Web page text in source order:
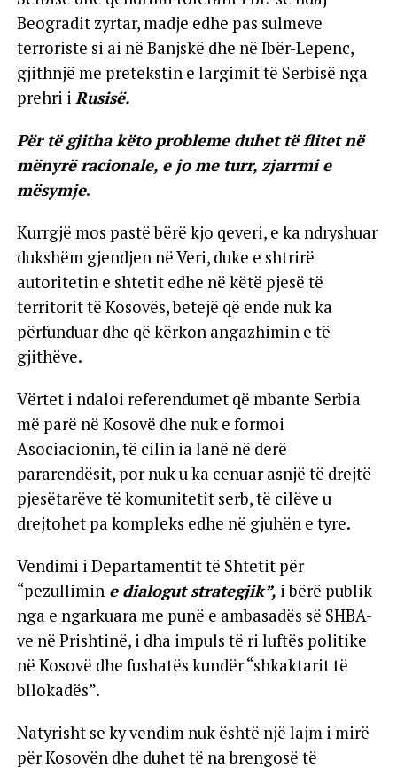
Beogradit zyrtar, madje edhe pas sulmeve
terroriste si ai në Banjskë dhe në Ibër-Lepenc,
gjithnjë me pretekstin e largimit të Serbisë nga
prehri i Rusisë.
Për të gjitha këto probleme duhet të flitet në
mënyrë racionale, e jo me turr, zjarrmi e
mësymje.
Kurrgjë mos pastë bërë kjo qeveri, e ka ndryshuar
dukshëm gjendjen në Veri, duke e shtrirë
autoritetin e shtetit edhe në këtë pjesë të
territorit të Kosovës, betejë që ende nuk ka
përfunduar dhe që kërkon angazhimin e të
gjithëve.
Vërtet i ndaloi referendumet që mbante Serbia
më parë në Kosovë dhe nuk e formoi
Asociacionin, të cilin ia lanë në derë
pararendësit, por nuk u ka cenuar asnjë të drejtë
pjesëtarëve të komunitetit serb, të cilëve u
drejtohet pa kompleks edhe në gjuhën e tyre.
Vendimi i Departamentit të Shtetit për
“pezullimin e dialogut strategjik”, i bërë publik
nga e ngarkuara me punë e ambasadës së SHBA-
ve në Prishtinë, i dha impuls të ri luftës politike
në Kosovë dhe fushatës kundër “shkaktarit të
bllokadës”.
Natyrisht se ky vendim nuk është një lajm i mirë
për Kosovën dhe duhet të na brengosë të